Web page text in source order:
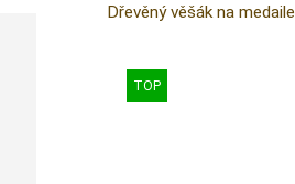
Dřevěný věšák na medaile